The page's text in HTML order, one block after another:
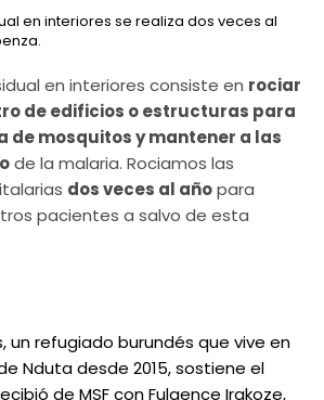
en interiores se realiza dos veces al
en interiores consiste en rociar
de edificios o estructuras para
de mosquitos y mantener a las
de la malaria. Rociamos las
dos veces al añopara
pacientes a salvo de esta